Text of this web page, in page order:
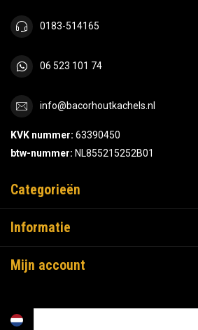
0183-514165
06 523 101 74
info@bacorhoutkachels.nl
KVK nummer: 63390450
btw-nummer: NL855215252B01
Categorieën
Informatie
Mijn account